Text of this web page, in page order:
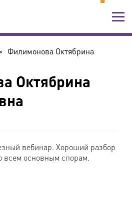
Филимонова Октябрина
Октябрина
вебинар. Хороший разбор
всем основным спорам.